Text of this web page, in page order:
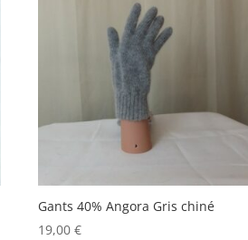
Gants 40% Angora Gris chiné
19,00€